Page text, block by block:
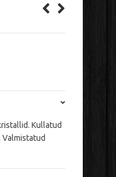
Kullatud
Valmistatud